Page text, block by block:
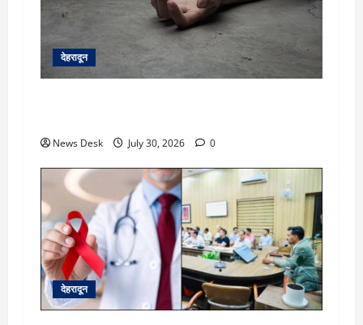
देहरादून
News Desk July 30, 2026 0
देहरादून